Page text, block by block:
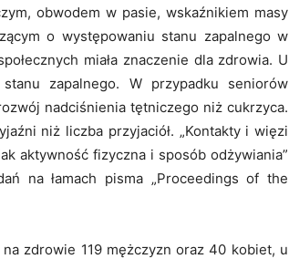
obwodem w pasie, wskaźnikiem masy
o występowaniu stanu zapalnego w
miała znaczenie dla zdrowia. U
zapalnego. W przypadku seniorów
nadciśnienia tętniczego niż cukrzyca.
niż liczba przyjaciół. „Kontakty i więzi
aktywność fizyczna i sposób odżywiania”
na łamach pisma „Proceedings of the
zdrowie 119 mężczyzn oraz 40 kobiet, u